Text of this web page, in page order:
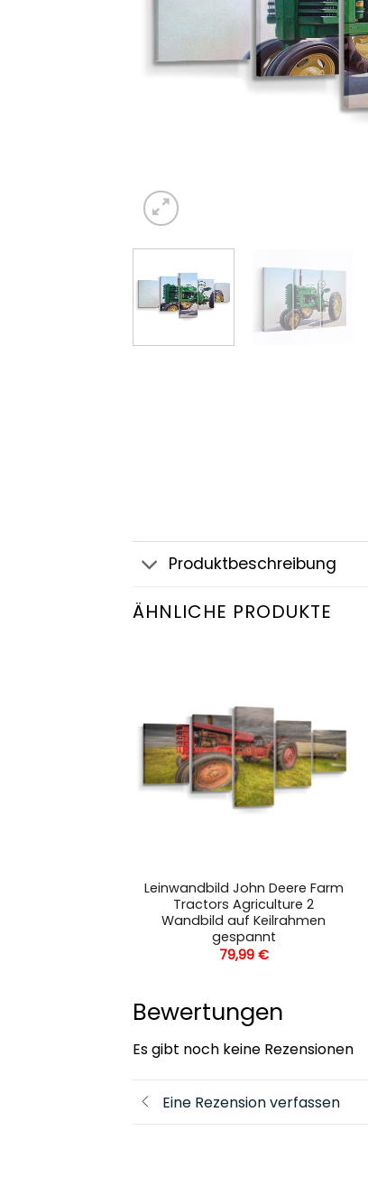
Produktbeschreibung
ÄHNLICHE PRODUKTE
Leinwandbild John Deere Farm
Tractors Agriculture 2
Wandbild auf Keilrahmen
gespannt
79,99 €
Bewertungen
Es gibt noch keine Rezensionen
Eine Rezension verfassen